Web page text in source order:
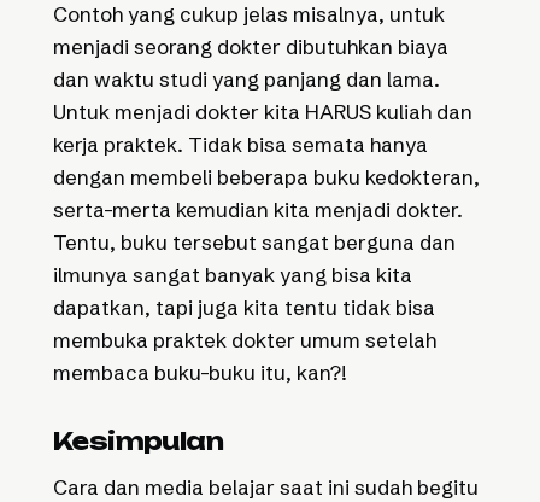
Contoh yang cukup jelas misalnya, untuk
menjadi seorang dokter dibutuhkan biaya
dan waktu studi yang panjang dan lama.
Untuk menjadi dokter kita HARUS kuliah dan
kerja praktek. Tidak bisa semata hanya
dengan membeli beberapa buku kedokteran,
serta-merta kemudian kita menjadi dokter.
Tentu, buku tersebut sangat berguna dan
ilmunya sangat banyak yang bisa kita
dapatkan, tapi juga kita tentu tidak bisa
membuka praktek dokter umum setelah
membaca buku-buku itu, kan?!
Kesimpulan
Cara dan media belajar saat ini sudah begitu